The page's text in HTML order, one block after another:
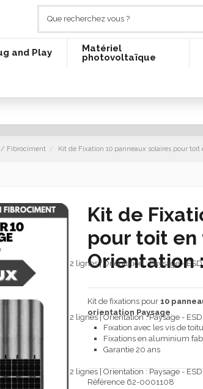
and Play
Matériel
photovoltaïque
/ Fibrociment Kit de Fixation 10 panneaux solaires pour
Kit de
pour toit en
Orientation
Kit de fixations pour10
orientation Paysage
Fixation avec les vis de
Fixations en aluminium
Garantie 20 ans
Référence 62-0001108